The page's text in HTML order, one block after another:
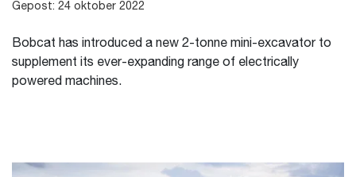
Gepost: 24 oktober 2022
Bobcat has introduced a new 2-tonne mini-excavator to
supplement its ever-expanding range of electrically
powered machines.